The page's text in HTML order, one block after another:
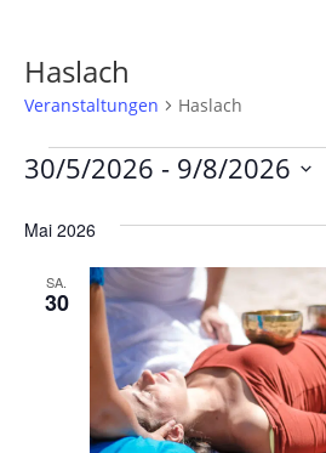
Haslach
Veranstaltungen Haslach
30/5/2026 - 9/8/2026
wählen.
Mai 2026
SA.
30